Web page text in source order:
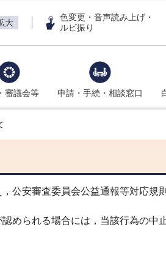
大
色変更・音声読み上げ・
ルビ振り
審議会等 申請・手続・相談窓口
公安審査委員会公益通報等対応規
められる場合には，当該行為の中